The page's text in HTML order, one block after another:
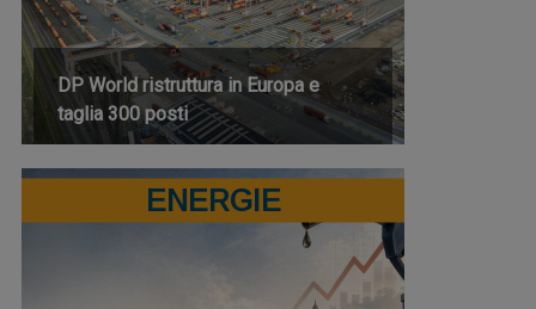
DP World ristruttura in Europa e
taglia 300 posti
ENERGIE